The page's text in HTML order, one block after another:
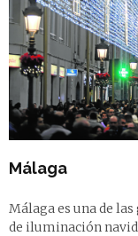
Málaga
Málaga es una de
de iluminación